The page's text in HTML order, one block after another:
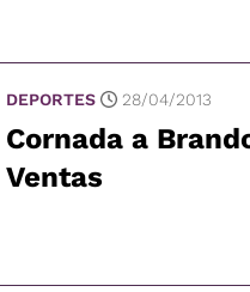
DEPORTES 28/04/2013
Cornada a
Ventas